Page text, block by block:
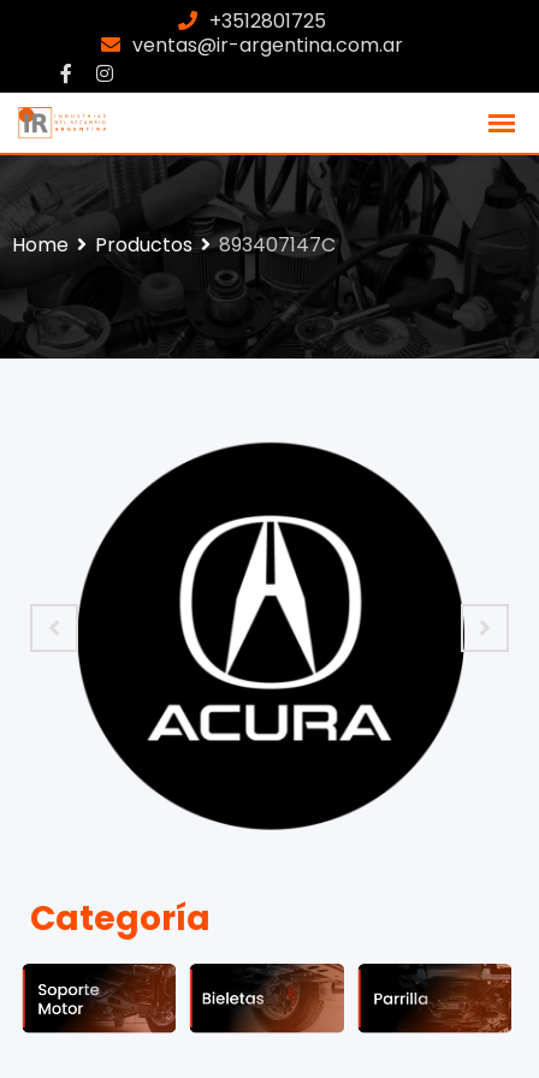
+3512801725
ventas@ir-argentina.com.ar
Home Productos 893407147C
Categoría